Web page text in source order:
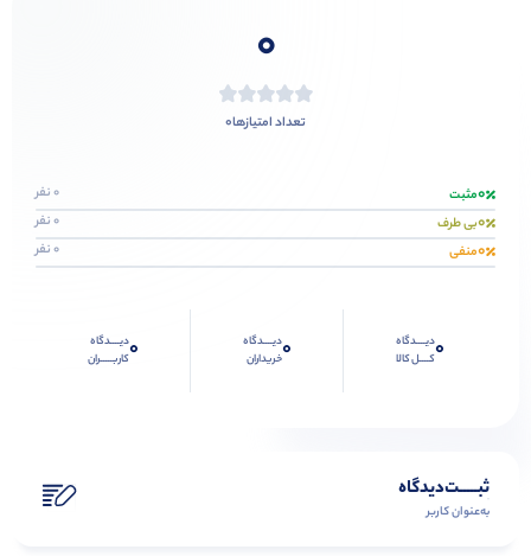
0
تعداد امتیازها0
0مثبت 0 نفر
0بی طرف 0 نفر
0منفی 0 نفر
0دیــــدگاه
کــــل کالا
0دیــــدگاه
خریداران
0دیــــدگاه
کاربـــــران
ثبـــــت‌دیدگاه
به‌عنوان کاربر